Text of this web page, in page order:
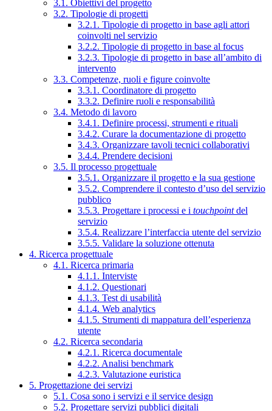
3.1. Obiettivi del progetto
3.2. Tipologie di progetti
3.2.1. Tipologie di progetto in base agli attori
coinvolti nel servizio
3.2.2. Tipologie di progetto in base al focus
3.2.3. Tipologie di progetto in base all’ambito di
intervento
3.3. Competenze, ruoli e figure coinvolte
3.3.1. Coordinatore di progetto
3.3.2. Definire ruoli e responsabilità
3.4. Metodo di lavoro
3.4.1. Definire processi, strumenti e rituali
3.4.2. Curare la documentazione di progetto
3.4.3. Organizzare tavoli tecnici collaborativi
3.4.4. Prendere decisioni
3.5. Il processo progettuale
3.5.1. Organizzare il progetto e la sua gestione
3.5.2. Comprendere il contesto d’uso del servizio
pubblico
3.5.3. Progettare i processi e i touchpointdel
servizio
3.5.4. Realizzare l’interfaccia utente del servizio
3.5.5. Validare la soluzione ottenuta
4. Ricerca progettuale
4.1. Ricerca primaria
4.1.1. Interviste
4.1.2. Questionari
4.1.3. Test di usabilità
4.1.4. Web analytics
4.1.5. Strumenti di mappatura dell’esperienza
utente
4.2. Ricerca secondaria
4.2.1. Ricerca documentale
4.2.2. Analisi benchmark
4.2.3. Valutazione euristica
5. Progettazione dei servizi
5.1. Cosa sono i servizi e il service design
5.2. Progettare servizi pubblici digitali